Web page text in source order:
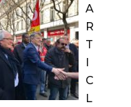
A
R
T
I
C
L